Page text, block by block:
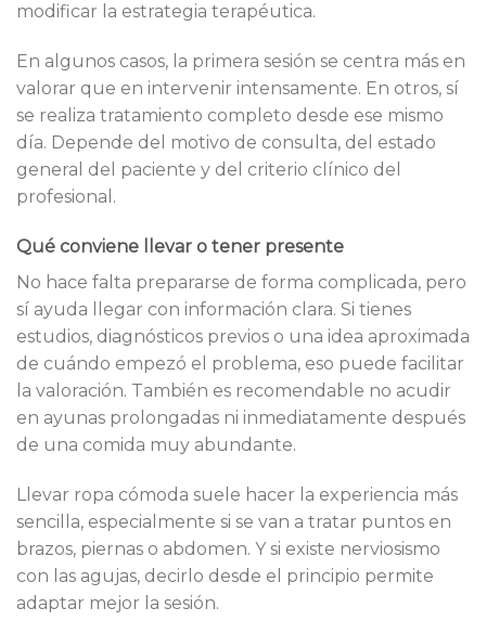
modificar la estrategia terapéutica.
En algunos casos, la primera sesión se centra más en
valorar que en intervenir intensamente. En otros, sí
se realiza tratamiento completo desde ese mismo
día. Depende del motivo de consulta, del estado
general del paciente y del criterio clínico del
profesional.
Qué conviene llevar o tener presente
No hace falta prepararse de forma complicada, pero
sí ayuda llegar con información clara. Si tienes
estudios, diagnósticos previos o una idea aproximada
de cuándo empezó el problema, eso puede facilitar
la valoración. También es recomendable no acudir
en ayunas prolongadas ni inmediatamente después
de una comida muy abundante.
Llevar ropa cómoda suele hacer la experiencia más
sencilla, especialmente si se van a tratar puntos en
brazos, piernas o abdomen. Y si existe nerviosismo
con las agujas, decirlo desde el principio permite
adaptar mejor la sesión.